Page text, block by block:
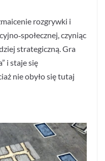
rozgrywki i
czyniąc
strategiczną. Gra
i staje się
nie obyło się tutaj